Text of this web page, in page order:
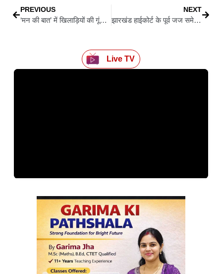
PREVIOUS
‘मन की बात’ में खिलाड़ियों की गूंज, रांची एथलेटिक्स मीट में चमके सितारे, PM मोदी ने कहा—देश को आप पर नाज़
NEXT
झारखंड हाईकोर्ट के पूर्व जज समेत पांच न्यायाधीशों की सुप्रीम कोर्ट में नियुक्ति, राष्ट्रपति ने दी मंजूरी
Live TV